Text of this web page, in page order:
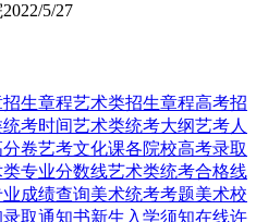
2022/5/27
招生章程艺术类招生章程高考招
考时间艺术类统考大纲艺考人
卷艺考文化课各院校高考录取
专业分数线艺术类统考合格线
成绩查询美术统考考题美术校
录取通知书新生入学须知在线许